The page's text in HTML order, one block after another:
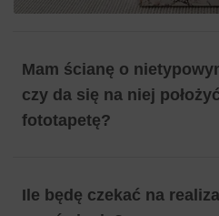
Mam ścianę o
czy da się na niej położyć
fototapetę?
Ile będę czekać na